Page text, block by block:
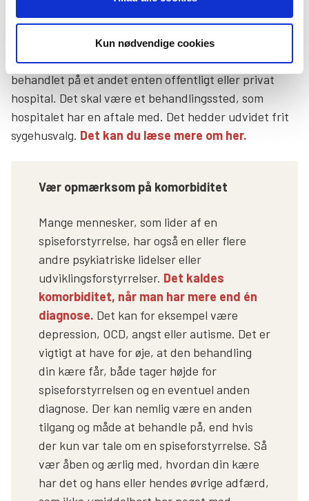
Kun nødvendige cookies
forløbet. Fra diagnosen stilles, til behandlingen går i
gang, må der maks gå 30 dage. Kan hospitalet ikke
tilbyde din kære behandling inden for de 30
kalenderdage, skal de tilbyde ham eller hende at blive
behandlet på et andet enten offentligt eller privat
hospital. Det skal være et behandlingssted, som
hospitalet har en aftale med. Det hedder udvidet frit
sygehusvalg. Det kan du læse mere om her.
Vær opmærksom på komorbiditet
Mange mennesker, som lider af en
spiseforstyrrelse, har også en eller flere
andre psykiatriske lidelser eller
udviklingsforstyrrelser. Det kaldes
komorbiditet, når man har mere end én
diagnose. Det kan for eksempel være
depression, OCD, angst eller autisme. Det er
vigtigt at have for øje, at den behandling
din kære får, både tager højde for
spiseforstyrrelsen og en eventuel anden
diagnose. Der kan nemlig være en anden
tilgang og måde at behandle på, end hvis
der kun var tale om en spiseforstyrrelse. Så
vær åben og ærlig med, hvordan din kære
har det og hans eller hendes øvrige adfærd,